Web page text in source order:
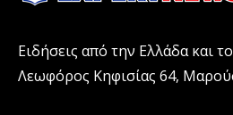
Ειδήσεις από την Ελλάδα και
Λεωφόρος Κηφισίας 64,